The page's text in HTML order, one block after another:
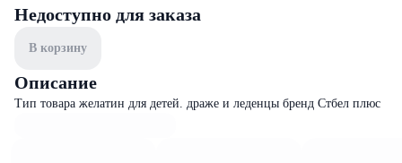
Недоступно для заказа
В корзину
Описание
Тип товара желатин для детей. драже и леденцы бренд Стбел плюс